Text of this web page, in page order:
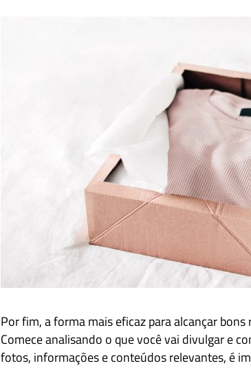
Por fim, a forma mais eficaz para alcançar
Comece analisando o que você vai divulgar e
fotos, informações e conteúdos relevantes, é
Facebook